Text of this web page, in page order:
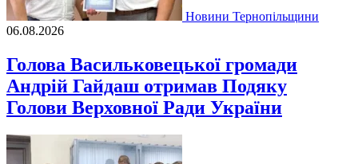
Новини Тернопільщини
06.08.2026
Голова Васильковецької громади
Андрій Гайдаш отримав Подяку
Голови Верховної Ради України